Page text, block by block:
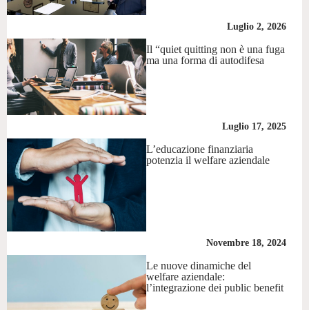
Luglio 2, 2026
Il “quiet quitting non è una fuga
ma una forma di autodifesa
Luglio 17, 2025
L’educazione finanziaria
potenzia il welfare aziendale
Novembre 18, 2024
Le nuove dinamiche del
welfare aziendale:
l’integrazione dei public benefit